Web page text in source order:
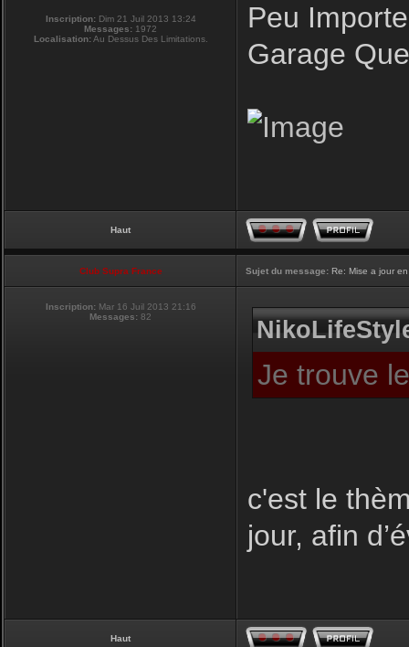
Inscription:Dim 21 Juil 2013 13:24
Messages: 1972
Localisation:Au Dessus Des Limitations.
Peu
Garage
Haut
Club Supra France Sujet du message: Re: Mise a jour
Inscription: Mar 16 Juil 2013 21:16
Messages: 82
Je trouve
c'est le
jour, afin
Haut